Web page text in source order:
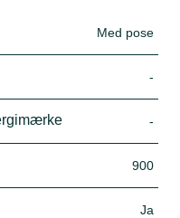
Med pose
-
-
900
Ja